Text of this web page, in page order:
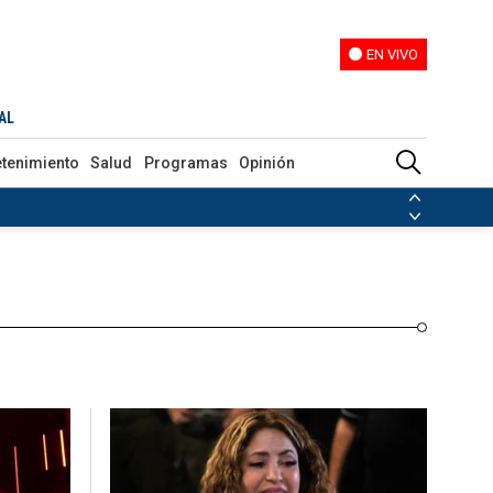
EN VIVO
Salud Programas Opinión
Venezuela Nicolás Maduro
de las FARC